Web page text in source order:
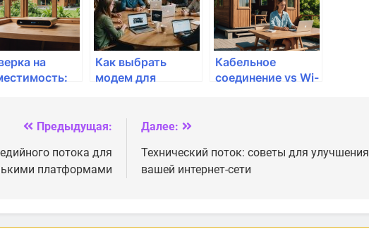
на
интернет-
Как выбрать
модем для
Кабельное
соединение vs Wi-
Предыдущая:
потока для
платформами
Далее:
Технический поток: советы для улучшения
вашей интернет-сети